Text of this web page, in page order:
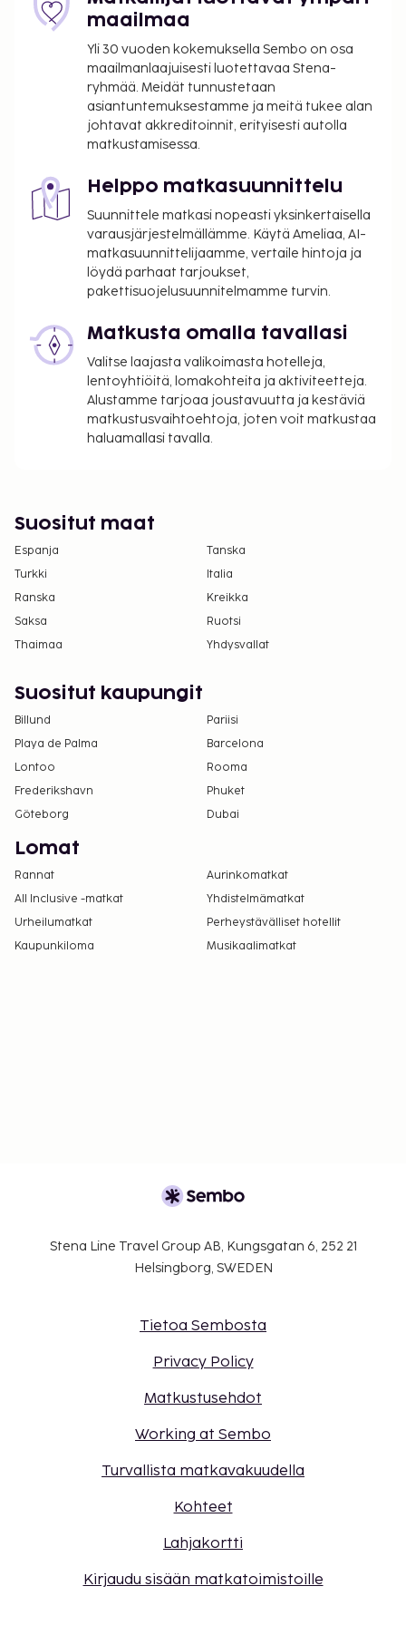
internetyhteys, kampaamo ja ostosmahdollisuuksia
ravintolan. Palveluihin kuuluu myös huonepalvelu
(rajoitettuina aikoina). Ilmainen tilauksen mukaan
valmistettu aamiainen tarjoillaan päivittäin klo
Kattamaton omatoiminen pysäköinti: 10 EUR
Lemmikkitakuumaksu: 100 EUR per yöpyminen
Lemmikit: 25 EUR per lemmikki per päivä
Avustajaeläimistä ei veloiteta lisämaksuja
Vauvansänky: 10 EUR per päivä
Yllä oleva luettelo ei ehkä kata kaikkea. Maksut ja
saattavat muuttua.
Asiakkaat voivat järjestää lemmikkiensä
majoituksen ottamalla yhteyttä suoraan
majoituspaikkaan käyttämällä
varausvahvistuksessa olevia yhteystietoja
maailmaa
Yli 30 vuoden kokemuksella Sembo on osa
maailmanlaajuisesti luotettavaa Stena-
ryhmää. Meidät tunnustetaan
asiantuntemuksestamme ja meitä tukee alan
johtavat akkreditoinnit, erityisesti autolla
matkustamisessa.
Helppo matkasuunnittelu
Suunnittele matkasi nopeasti yksinkertaisella
varausjärjestelmällämme. Käytä Ameliaa, AI-
matkasuunnittelijaamme, vertaile hintoja ja
löydä parhaat tarjoukset,
pakettisuojelusuunnitelmamme turvin.
Matkusta omalla tavallasi
Valitse laajasta valikoimasta hotelleja,
lentoyhtiöitä, lomakohteita ja aktiviteetteja.
Alustamme tarjoaa joustavuutta ja kestäviä
matkustusvaihtoehtoja, joten voit matkustaa
haluamallasi tavalla.
Suositut maat
Espanja
Tanska
Turkki
Italia
Ranska
Kreikka
Saksa
Ruotsi
Thaimaa
Yhdysvallat
Suositut kaupungit
Billund
Pariisi
Playa de Palma
Barcelona
Lontoo
Rooma
Frederikshavn
Phuket
Göteborg
Dubai
Lomat
Rannat
Aurinkomatkat
All Inclusive -matkat
Yhdistelmämatkat
Urheilumatkat
Perheystävälliset hotellit
Kaupunkiloma
Musikaalimatkat
Stena Line Travel Group AB, Kungsgatan 6, 252 21
Helsingborg, SWEDEN
Tietoa Sembosta
Privacy Policy
Matkustusehdot
Working at Sembo
Turvallista matkavakuudella
Kohteet
Lahjakortti
Kirjaudu sisään matkatoimistoille